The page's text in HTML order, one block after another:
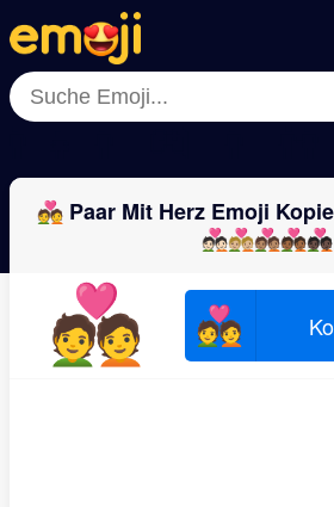
Menu
Close
Menu
Close
💑 Paar Mit Herz Emoji
💑🏻💑🏼💑🏽💑🏾💑🏿
💑 💑